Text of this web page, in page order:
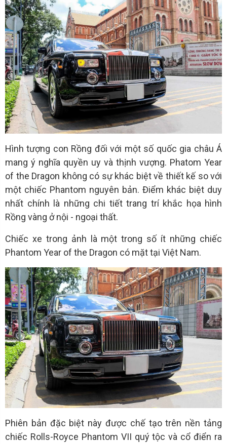
Hình tượng con Rồng đối với một số quốc gia châu Á
mang ý nghĩa quyền uy và thịnh vượng. Phatom Year
of the Dragon không có sự khác biệt về thiết kế so với
một chiếc Phantom nguyên bản. Điểm khác biệt duy
nhất chính là những chi tiết trang trí khắc họa hình
Rồng vàng ở nội - ngoại thất.
Chiếc xe trong ảnh là một trong số ít những chiếc
Phantom Year of the Dragon có mặt tại Việt Nam.
Phiên bản đặc biệt này được chế tạo trên nền tảng
chiếc Rolls-Royce Phantom VII quý tộc và cổ điển ra